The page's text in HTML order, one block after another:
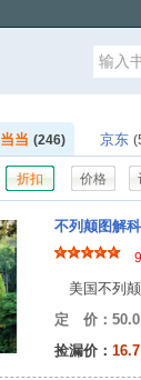
当当 (246) 京东
折扣 价格
不列颠图解
美国不列颠
定 价：50.0
捡漏价： 16.7